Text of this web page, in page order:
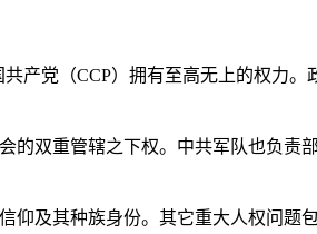
产党（CCP）拥有至高无上的权力
双重管辖之下权。中共军队也负责
及其种族身份。其它重大人权问题